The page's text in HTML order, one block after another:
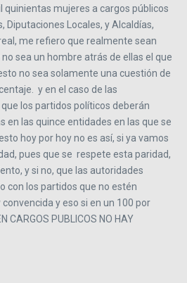
quinientas mujeres a cargos públicos
Diputaciones Locales, y Alcaldías,
me refiero que realmente sean
sea un hombre atrás de ellas el que
no sea solamente una cuestión de
y en el caso de las
los partidos políticos deberán
en las quince entidades en las que se
hoy por hoy no es así, si ya vamos
pues que se respete esta paridad,
y si no, que las autoridades
con los partidos que no estén
y eso si en un 100 por
CARGOS PUBLICOS NO HAY